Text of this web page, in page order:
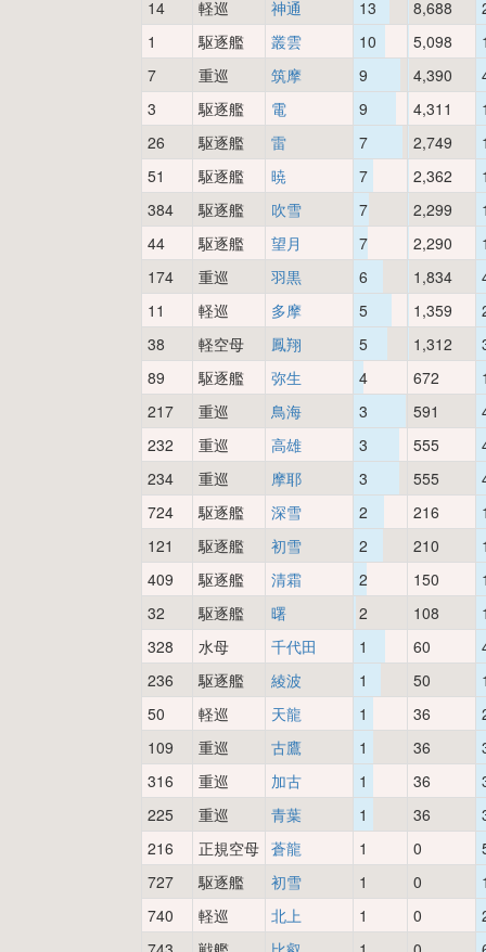
14
軽巡 神通 13 8,688
1
駆逐艦 叢雲 10 5,098
7
重巡 筑摩 9 4,390
3
駆逐艦 電 9 4,311
26
駆逐艦 雷 7 2,749
51
駆逐艦 暁 7 2,362
384
駆逐艦 吹雪 7 2,299
44
駆逐艦 望月 7 2,290
174
重巡 羽黒 6 1,834
11
軽巡 多摩 5 1,359
38
軽空母 鳳翔 5 1,312
89
駆逐艦 弥生 4 672
217
重巡 鳥海 3 591
232
重巡 高雄 3 555
234
重巡 摩耶 3 555
724
駆逐艦 深雪 2 216
121
駆逐艦 初雪 2 210
409
駆逐艦 清霜 2 150
32
駆逐艦 曙 2 108
328
水母 千代田 1 60
236
駆逐艦 綾波 1 50
50
軽巡 天龍 1 36
109
重巡 古鷹 1 36
316
重巡 加古 1 36
225
重巡 青葉 1 36
216
正規空母 蒼龍 1 0
727
駆逐艦 初雪 1 0
740
軽巡 北上 1 0